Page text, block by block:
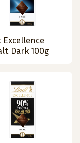
Excellence
Dark 100g